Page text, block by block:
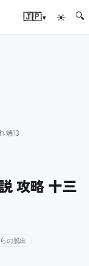
🇯🇵▾ ☀ 🔍
端13
攻略 十三
の脱出